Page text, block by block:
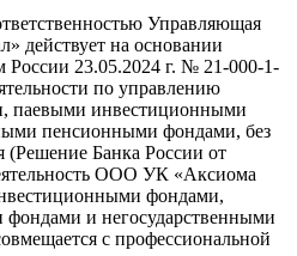
Управляющая
действует на основании
23.05.2024 г. № 21-000-1-
по управлению
паевыми инвестиционными
пенсионными фондами, без
(Решение Банка России от
ООО УК «Аксиома
фондами,
и негосударственными
с профессиональной